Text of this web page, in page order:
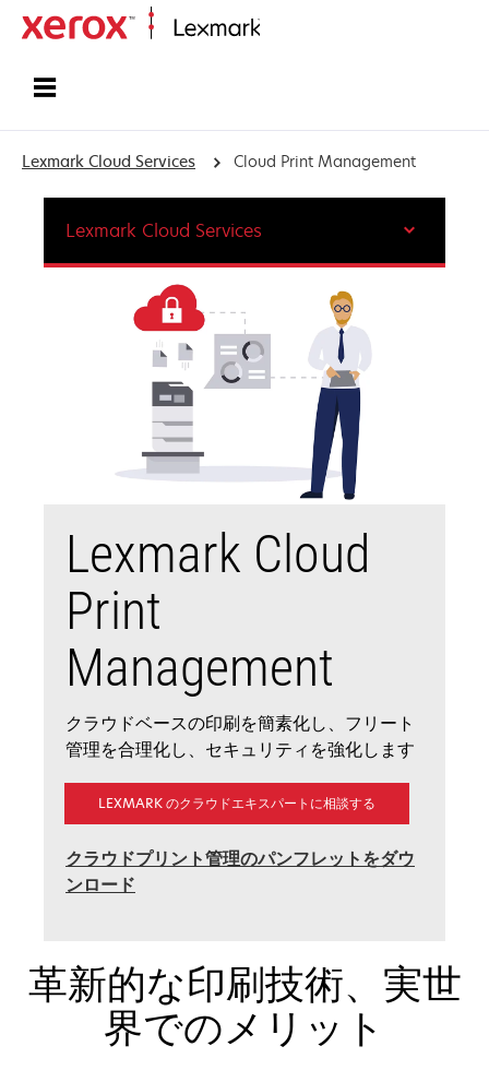
Lexmark Cloud Services Cloud Print Management
Lexmark Cloud
Print
Management
クラウドベースの印刷を簡素化し、フリート
管理を合理化し、セキュリティを強化します
LEXMARK のクラウドエキスパートに相談する
クラウドプリント管理のパンフレットをダウ
ンロード
ブ
で
開
Lexmark Cloud Services
革新的な印刷技術、実世
界でのメリット